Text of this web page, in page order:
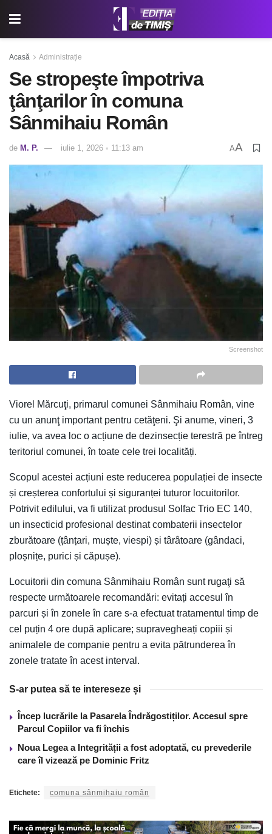
Acasă Administrație
Se stropeşte împotriva
ţânţarilor în comuna
Sânmihaiu Român
de M. P. iulie 1, 2026 ◦ 11:13 am AA
Screenshot
Viorel Mărcuţi, primarul comunei Sânmihaiu Român, vine
cu un anunţ important pentru cetăţeni. Şi anume, vineri, 3
iulie, va avea loc o acțiune de dezinsecție terestră pe întreg
teritoriul comunei, în toate cele trei localități.
Scopul acestei acțiuni este reducerea populației de insecte
și creșterea confortului și siguranței tuturor locuitorilor.
Potrivit edilului, va fi utilizat produsul Solfac Trio EC 140,
un insecticid profesional destinat combaterii insectelor
zburătoare (țânțari, muște, viespi) și târâtoare (gândaci,
ploșnițe, purici și căpușe).
Locuitorii din comuna Sânmihaiu Român sunt rugaţi să
respecte următoarele recomandări: evitați accesul în
parcuri și în zonele în care s-a efectuat tratamentul timp de
cel puțin 4 ore după aplicare; supravegheați copiii și
animalele de companie pentru a evita pătrunderea în
zonele tratate în acest interval.
S-ar putea să te intereseze și
Încep lucrările la Pasarela Îndrăgostiților. Accesul spre
Parcul Copiilor va fi închis
Noua Legea a Integrității a fost adoptată, cu prevederile
care îl vizează pe Dominic Fritz
Etichete: comuna sânmihaiu român